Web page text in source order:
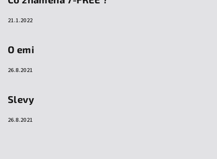
21.1.2022
O emi
26.8.2021
Slevy
26.8.2021